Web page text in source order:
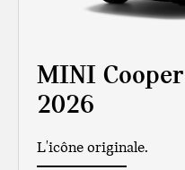
MINI
2026
L'icône originale.